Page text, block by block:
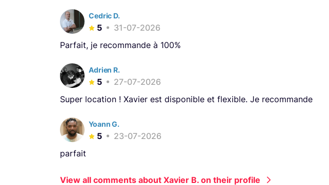
Cedric D.
5
31-07-2026
Parfait, je recommande à 100%
Adrien R.
5
27-07-2026
Super location ! Xavier est disponible et flexible. Je recommande
Yoann G.
5
23-07-2026
parfait
View all comments about Xavier B. on their profile